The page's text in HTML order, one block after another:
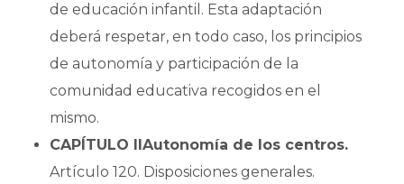
de educación infantil. Esta adaptación
deberá respetar, en todo caso, los principios
de autonomía y participación de la
comunidad educativa recogidos en el
mismo.
CAPÍTULO IIAutonomía de los centros.
Artículo 120. Disposiciones generales.